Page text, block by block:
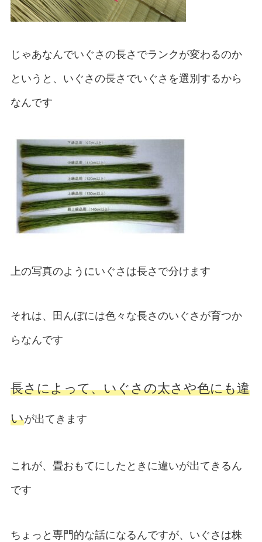
じゃあなんでいぐさの長さでランクが変わるのか
というと、いぐさの長さでいぐさを選別するから
なんです
上の写真のようにいぐさは長さで分けます
それは、田んぼには色々な長さのいぐさが育つか
らなんです
長さによって、いぐさの太さや色にも違
いが出てきます
これが、畳おもてにしたときに違いが出てきるん
です
ちょっと専門的な話になるんですが、いぐさは株